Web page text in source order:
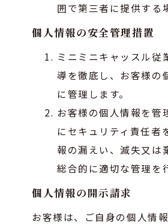
囲で第三者に提供する
個人情報の安全管理措置
ミニミニキャッスル従
導を徹底し、お客様の
に管理します。
お客様の個人情報を管
にセキュリティ責任者
報の漏えい、滅失又は
総合的に適切な管理を
個人情報の開示請求
お客様は、ご自身の個人情